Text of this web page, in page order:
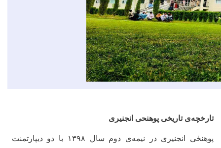
تاریخی پوهنحی انجنیری
انجنیری در نیمه
ی دوم سال ۱۳۹۸ با دو دیپارتمنت